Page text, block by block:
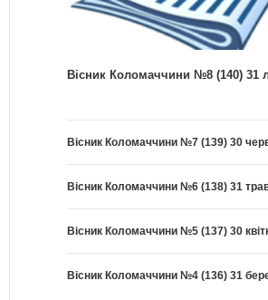
Вісник Коломаччини №8 (140) 31
Вісник Коломаччини №7 (139) 30
Вісник Коломаччини №6 (138) 31
Вісник Коломаччини №5 (137) 30
Вісник Коломаччини №4 (136) 31